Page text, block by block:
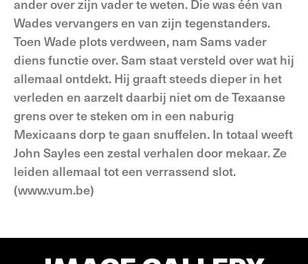
ander over zijn vader te weten. Die was één van
Wades vervangers en van zijn tegenstanders.
Toen Wade plots verdween, nam Sams vader
diens functie over. Sam staat versteld over wat hij
allemaal ontdekt. Hij graaft steeds dieper in het
verleden en aarzelt daarbij niet om de Texaanse
grens over te steken om in een naburig
Mexicaans dorp te gaan snuffelen. In totaal weeft
John Sayles een zestal verhalen door mekaar. Ze
leiden allemaal tot een verrassend slot.
(www.vum.be)